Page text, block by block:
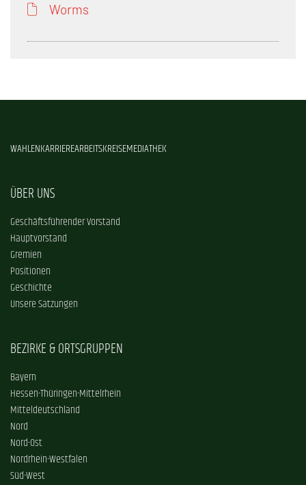
Worms
WAHLENKARRIEREARBEITSKREISEMEDIATHEK
ÜBER UNS
Geschäftsführender Vorstand
Hauptvorstand
Gremien
Positionen
Geschichte
Unsere Satzungen
BEZIRKE & ORTSGRUPPEN
Bayern
Hessen-Thüringen-Mittelrhein
Mitteldeutschland
Nord
Nord-Ost
Nordrhein-Westfalen
Süd-West